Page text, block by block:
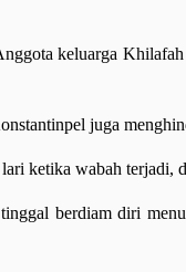
keluarga
juga
ketika wabah
berdiam diri